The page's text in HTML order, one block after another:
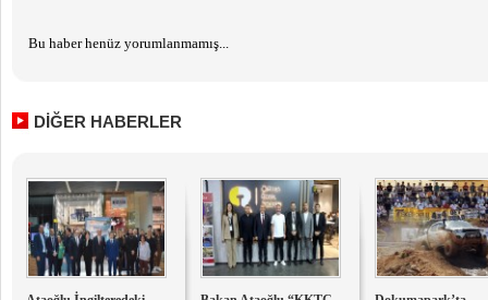
Bu haber henüz yorumlanmamış...
DİĞER HABERLER